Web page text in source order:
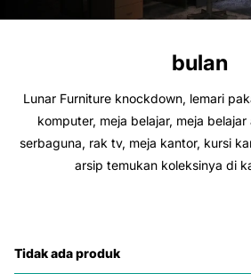
bulan
Lunar Furniture knockdown, lemari
komputer, meja belajar, meja
serbaguna, rak tv, meja kantor, kursi
arsip temukan koleksinya di
Tidak ada produk